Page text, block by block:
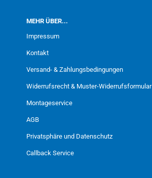
MEHR ÜBER...
Impressum
Kontakt
Versand- & Zahlungsbedingungen
Widerrufsrecht & Muster-Widerrufsformular
Montageservice
AGB
Privatsphäre und Datenschutz
Callback Service